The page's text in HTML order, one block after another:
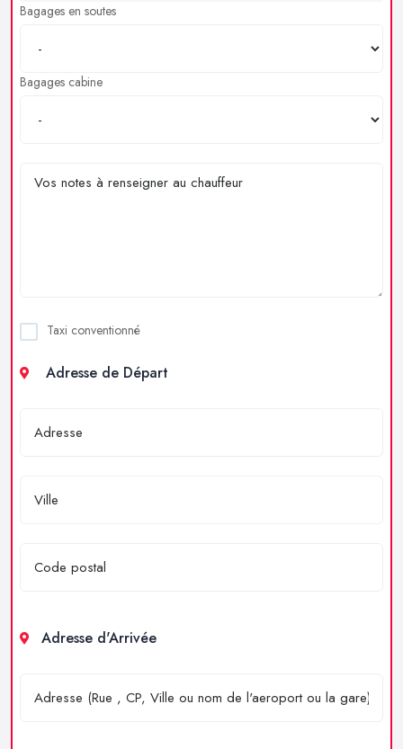
Bagages en soutes
Bagages cabine
Taxi conventionné
Adresse de Départ
Adresse d'Arrivée